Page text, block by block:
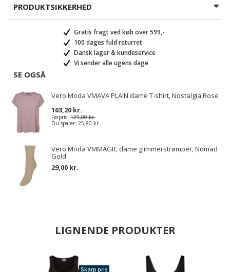
PRODUKTSIKKERHED
Gratis fragt ved køb over 599,-
100 dages fuld returret
Dansk lager & kundeservice
Vi sender alle ugens dage
SE OGSÅ
Vero Moda VMAVA PLAIN dame T-shirt, Nostalgia Rose
103,20 kr.
Førpris: 129,00 kr.
Du sparer: 25,80 kr.
Vero Moda VMMAGIC dame glimmerstrømper, Nomad
Gold
29,00 kr.
LIGNENDE PRODUKTER
Skarp pris